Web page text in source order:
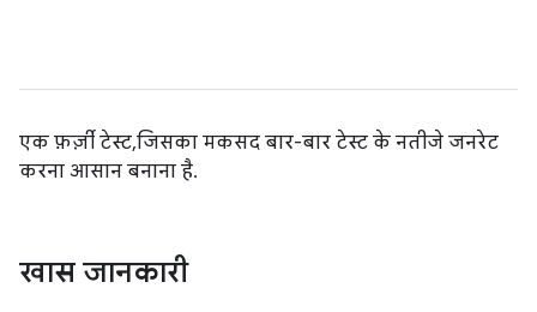
एक फ़र्ज़ी टेस्ट, जिसका मकसद बार-बार टेस्ट के नतीजे जनरेट
करना आसान बनाना है.
खास जानकारी